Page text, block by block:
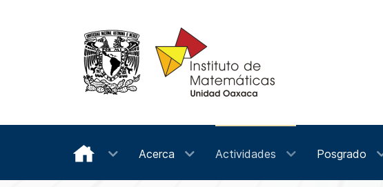
Acerca Actividades Posgrado